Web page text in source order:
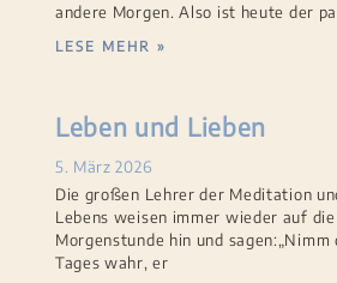
andere Morgen. Also ist heute der
LESE MEHR »
Leben und Lieben
5. März 2026
Die großen Lehrer der Meditation
Lebens weisen immer wieder auf
Morgenstunde hin und sagen:„Nimm
Tages wahr, er